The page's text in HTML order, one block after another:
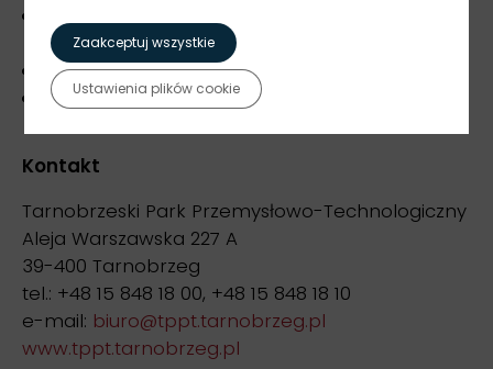
dzierżawę hal produkcyjno-usługowo-
laboratoryjnych (brownfield),
dzierżawę pomieszczeń biurowych,
wynajem wyposażonej sali konferencyjnej.
Kontakt
Tarnobrzeski Park Przemysłowo-Technologiczny
Aleja Warszawska 227 A
39-400 Tarnobrzeg
tel.: +48 15 848 18 00, +48 15 848 18 10
e-mail: biuro@tppt.tarnobrzeg.pl
www.tppt.tarnobrzeg.pl
Zaakceptuj wszystkie
Ustawienia plików cookie